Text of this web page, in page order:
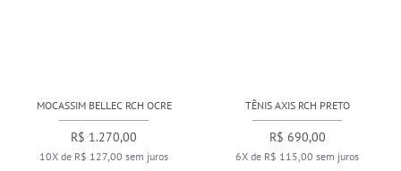
MOCASSIM BELLEC RCH OCRE
R$ 1.270,00
10X de R$ 127,00 sem juros
TÊNIS AXIS RCH PRETO
R$ 690,00
6X de R$ 115,00 sem juros